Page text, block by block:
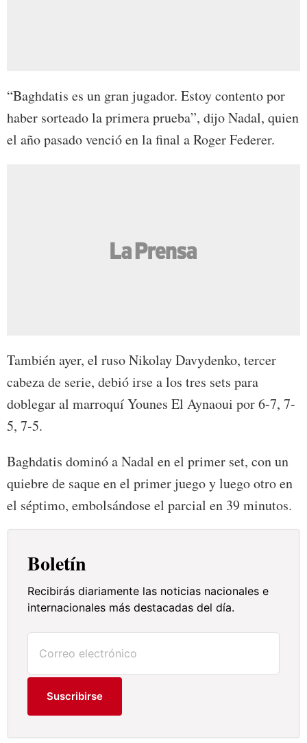
“Baghdatis es un gran jugador. Estoy contento por
haber sorteado la primera prueba”, dijo Nadal, quien
el año pasado venció en la final a Roger Federer.
También ayer, el ruso Nikolay Davydenko, tercer
cabeza de serie, debió irse a los tres sets para
doblegar al marroquí Younes El Aynaoui por 6-7, 7-
5, 7-5.
Baghdatis dominó a Nadal en el primer set, con un
quiebre de saque en el primer juego y luego otro en
el séptimo, embolsándose el parcial en 39 minutos.
Boletín
Recibirás diariamente las noticias nacionales e
internacionales más destacadas del día.
Suscribirse